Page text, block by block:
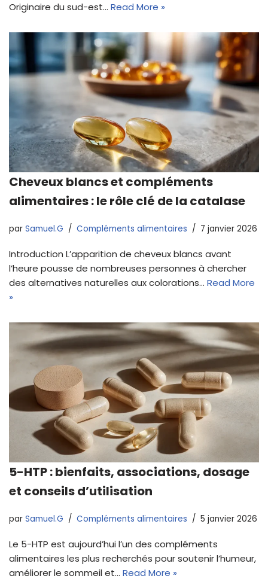
Originaire du sud-est… Read More »
Cheveux blancs et compléments
alimentaires : le rôle clé de la catalase
par Samuel.G Compléments alimentaires 7 janvier 2026
Introduction L’apparition de cheveux blancs avant
l’heure pousse de nombreuses personnes à chercher
des alternatives naturelles aux colorations… Read More
»
5-HTP : bienfaits, associations, dosage
et conseils d’utilisation
par Samuel.G Compléments alimentaires 5 janvier 2026
Le 5-HTP est aujourd’hui l’un des compléments
alimentaires les plus recherchés pour soutenir l’humeur,
améliorer le sommeil et… Read More »